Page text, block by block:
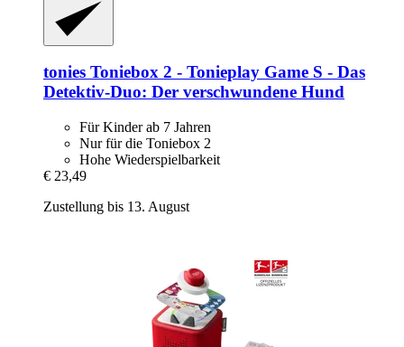
tonies Toniebox 2 -​ Tonieplay Game S -​ Das
Detektiv-​Duo: Der verschwundene Hund
Für Kinder ab 7 Jahren
Nur für die Toniebox 2
Hohe Wiederspielbarkeit
€ 23,49
Zustellung bis 13. August